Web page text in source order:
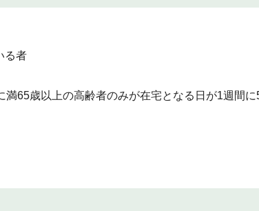
る者
65歳以上の高齢者のみが在宅となる日が1週間